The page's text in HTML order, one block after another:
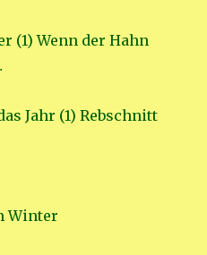
(1) Wenn der Hahn
Jahr (1) Rebschnitt
Winter